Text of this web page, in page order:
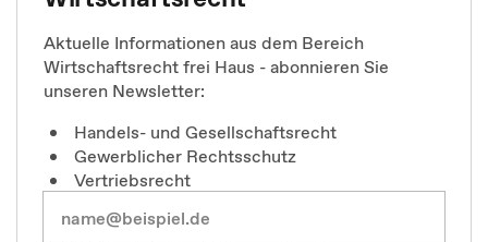
Aktuelle Informationen aus dem Bereich
Wirtschaftsrecht frei Haus - abonnieren Sie
unseren Newsletter:
Handels- und Gesellschaftsrecht
Gewerblicher Rechtsschutz
Vertriebsrecht